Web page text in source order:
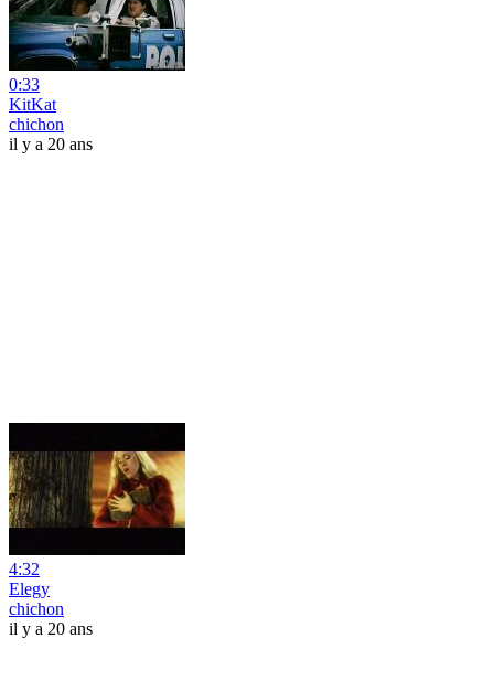
0:33
KitKat
chichon
il y a 20 ans
4:32
Elegy
chichon
il y a 20 ans